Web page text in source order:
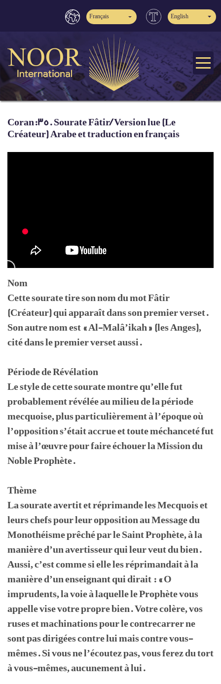
Français English
Coran:35. Sourate Fâtir/ Version lue (Le
Créateur) Arabe et traduction en français
Nom
Cette sourate tire son nom du mot Fâtir
(Créateur) qui apparaît dans son premier verset.
Son autre nom est « Al-Malâ’ikah » (les Anges),
cité dans le premier verset aussi.
Période de Révélation
Le style de cette sourate montre qu’elle fut
probablement révélée au milieu de la période
mecquoise, plus particulièrement à l’époque où
l’opposition s’était accrue et toute méchanceté fut
mise à l’œuvre pour faire échouer la Mission du
Noble Prophète.
Thème
La sourate avertit et réprimande les Mecquois et
leurs chefs pour leur opposition au Message du
Monothéisme prêché par le Saint Prophète, à la
manière d’un avertisseur qui leur veut du bien.
Aussi, c’est comme si elle les réprimandait à la
manière d’un enseignant qui dirait : « O
imprudents, la voie à laquelle le Prophète vous
appelle vise votre propre bien. Votre colère, vos
ruses et machinations pour le contrecarrer ne
sont pas dirigées contre lui mais contre vous-
mêmes. Si vous ne l’écoutez pas, vous ferez du tort
à vous-mêmes, aucunement à lui.